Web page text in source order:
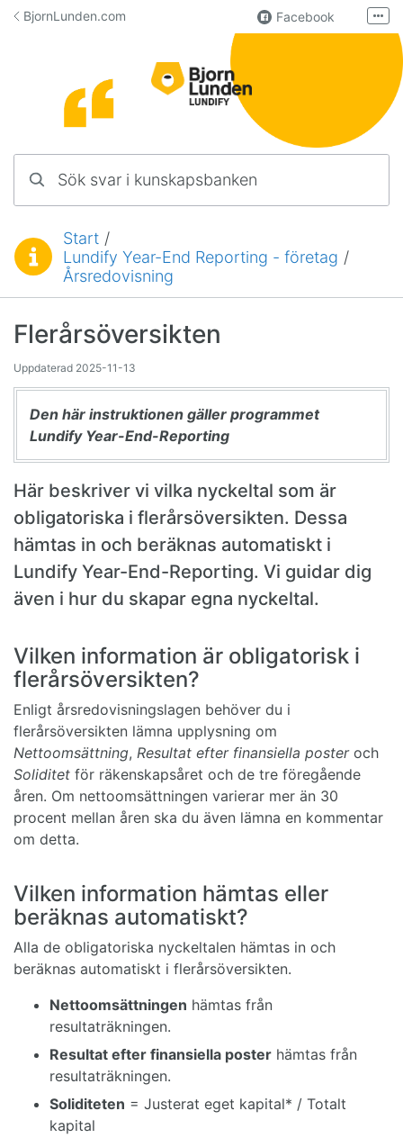
Hoppa till innehåll
BjornLunden.com Facebook
Kontakta oss
Manualer för övriga program
Fler
Du är här:
Start /
Lundify Year-End Reporting - företag /
Årsredovisning
Flerårsöversikten
Uppdaterad 2025-11-13
Den här instruktionen gäller programmet
Lundify Year-End-Reporting
Här beskriver vi vilka nyckeltal som är
obligatoriska i flerårsöversikten. Dessa
hämtas in och beräknas automatiskt i
Lundify Year-End-Reporting. Vi guidar dig
även i hur du skapar egna nyckeltal.
Vilken information är obligatorisk i
flerårsöversikten?
Enligt årsredovisningslagen behöver du i
flerårsöversikten lämna upplysning om
Nettoomsättning, Resultat efter finansiella posteroch
Soliditet för räkenskapsåret och de tre föregående
åren. Om nettoomsättningen varierar mer än 30
procent mellan åren ska du även lämna en kommentar
om detta.
Vilken information hämtas eller
beräknas automatiskt?
Alla de obligatoriska nyckeltalen hämtas in och
beräknas automatiskt i flerårsöversikten.
Nettoomsättningen hämtas från
resultaträkningen.
Resultat efter finansiella poster hämtas från
resultaträkningen.
Soliditeten = Justerat eget kapital* / Totalt
kapital